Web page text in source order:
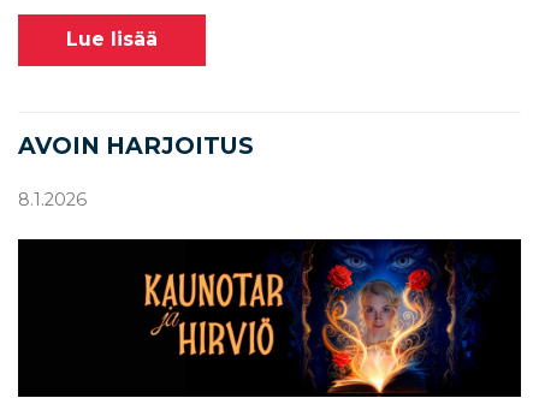
Lue lisää
AVOIN HARJOITUS
8.1.2026